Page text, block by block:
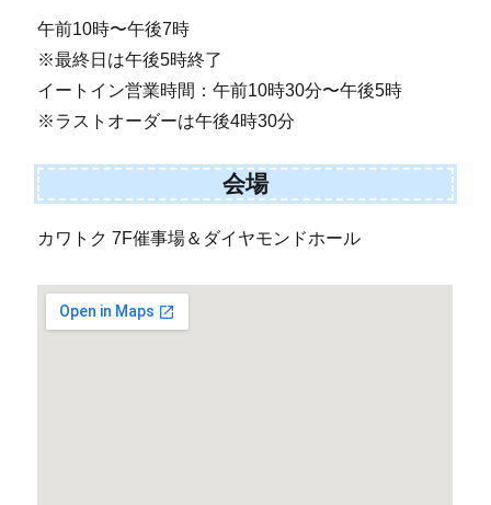
午前10時〜午後7時
※最終日は午後5時終了
イートイン営業時間：午前10時30分〜午後5時
※ラストオーダーは午後4時30分
会場
カワトク 7F催事場＆ダイヤモンドホール